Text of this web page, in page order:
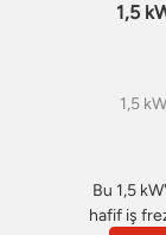
1,5
1,5
Bu 1,5
hafif iş